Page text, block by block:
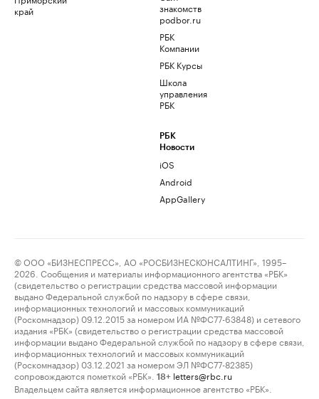
край
знакомств
podbor.ru
РБК
Компании
РБК Курсы
Школа
управления
РБК
РБК
Новости
iOS
Android
AppGallery
© ООО «БИЗНЕСПРЕСС», АО «РОСБИЗНЕСКОНСАЛТИНГ», 1995–
2026. Сообщения и материалы информационного агентства «РБК»
(свидетельство о регистрации средства массовой информации
выдано Федеральной службой по надзору в сфере связи,
информационных технологий и массовых коммуникаций
(Роскомнадзор) 09.12.2015 за номером ИА №ФС77-63848) и сетевого
издания «РБК» (свидетельство о регистрации средства массовой
информации выдано Федеральной службой по надзору в сфере связи,
информационных технологий и массовых коммуникаций
(Роскомнадзор) 03.12.2021 за номером ЭЛ №ФС77-82385)
сопровождаются пометкой «РБК».
18+ letters@rbc.ru
Владельцем сайта является информационное агентство «РБК».